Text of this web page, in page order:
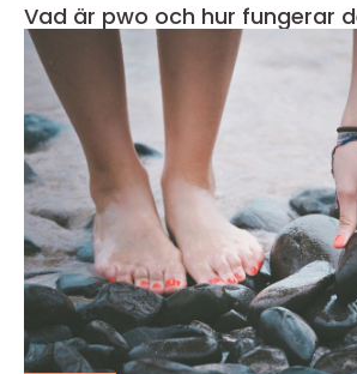
Vad är pwo och hur fungerar